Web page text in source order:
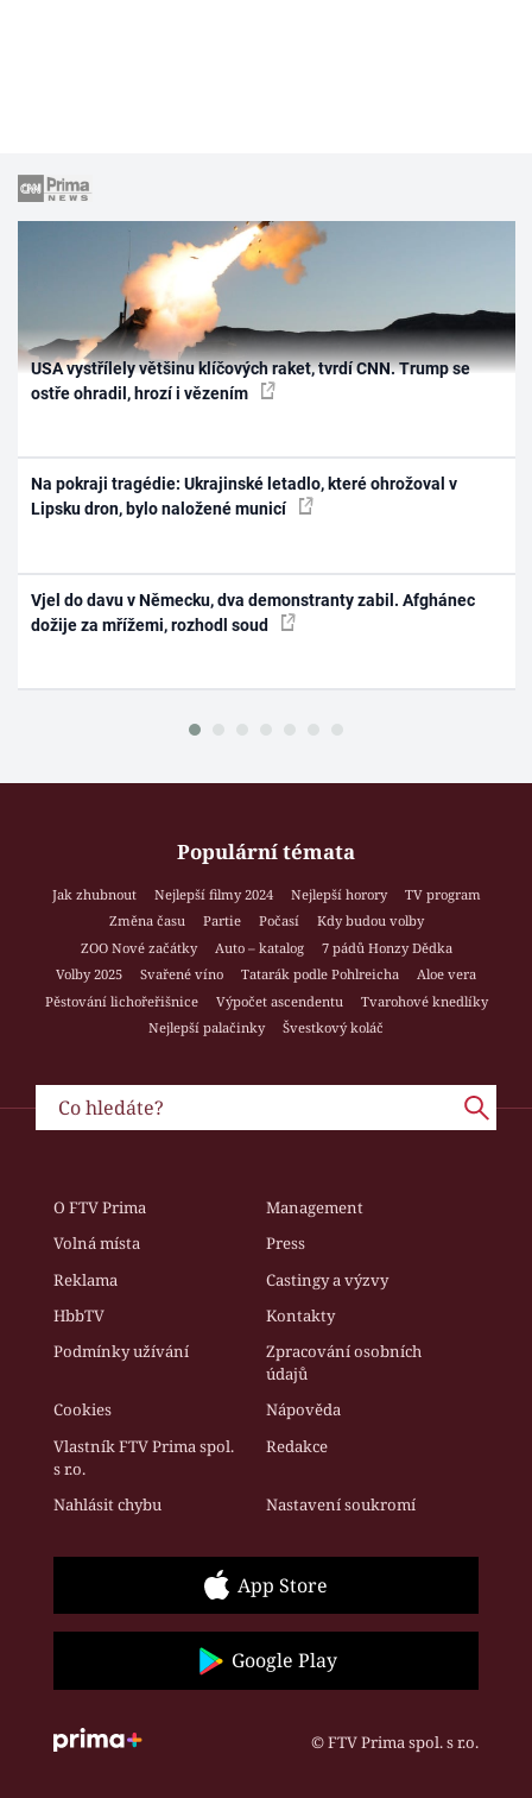
USA vystřílely většinu klíčových raket, tvrdí CNN. Trump se
ostře ohradil, hrozí i vězením
Na pokraji tragédie: Ukrajinské letadlo, které ohrožoval v
Lipsku dron, bylo naložené municí
Vjel do davu v Německu, dva demonstranty zabil. Afghánec
dožije za mřížemi, rozhodl soud
Populární témata
Jak zhubnout Nejlepší filmy 2024 Nejlepší horory
TV program
Změna času
Partie Počasí
Kdy budou volby
ZOO Nové začátky
Auto – katalog
7 pádů Honzy Dědka
Volby 2025
Svařené víno Tatarák podle Pohlreicha
Aloe vera
Pěstování lichořeřišnice
Výpočet ascendentu
Tvarohové knedlíky
Nejlepší palačinky
Švestkový koláč
O FTV Prima
Management
Volná místa
Press
Reklama
Castingy a výzvy
HbbTV
Kontakty
Podmínky užívání
Zpracování osobních
údajů
Cookies
Nápověda
Vlastník FTV Prima spol.
s r.o.
Redakce
Nahlásit chybu Nastavení soukromí
App Store
Google Play
© FTV Prima spol. s r.o.